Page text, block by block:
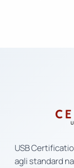
USB
agli standard